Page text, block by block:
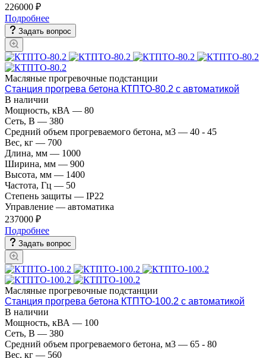
226000 ₽
Подробнее
Задать вопрос
Масляные прогревочные подстанции
Станция прогрева бетона КТПТО-80.2 с автоматикой
В наличии
Мощность, кВА — 80
Сеть, В — 380
Средний объем прогреваемого бетона, м3 — 40 - 45
Вес, кг — 700
Длина, мм — 1000
Ширина, мм — 900
Высота, мм — 1400
Частота, Гц — 50
Степень защиты — IP22
Управление — автоматика
237000 ₽
Подробнее
Задать вопрос
Масляные прогревочные подстанции
Станция прогрева бетона КТПТО-100.2 с автоматикой
В наличии
Мощность, кВА — 100
Сеть, В — 380
Средний объем прогреваемого бетона, м3 — 65 - 80
Вес, кг — 560